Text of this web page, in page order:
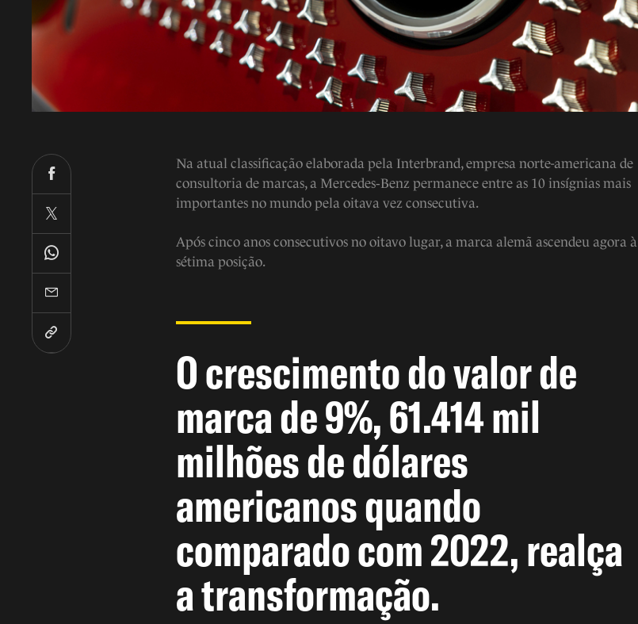
Na atual classificação elaborada pela Interbrand, empresa norte-americana de
consultoria de marcas, a Mercedes‑Benz permanece entre as 10 insígnias mais
importantes no mundo pela oitava vez consecutiva.
Após cinco anos consecutivos no oitavo lugar, a marca alemã ascendeu agora à
sétima posição.
O crescimento do valor de
marca de 9%, 61.414 mil
milhões de dólares
americanos quando
comparado com 2022, realça
a transformação.